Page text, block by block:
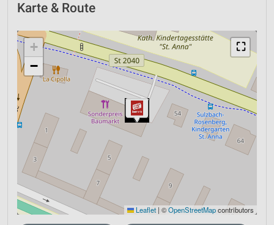
Karte & Route
⛶
+
−
Leaflet | ©OpenStreetMapcontributors